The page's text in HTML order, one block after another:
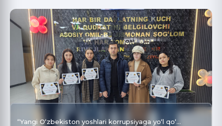
“Yangi O‘zbekiston yoshlari korrupsiyaga yo‘l qo‘…